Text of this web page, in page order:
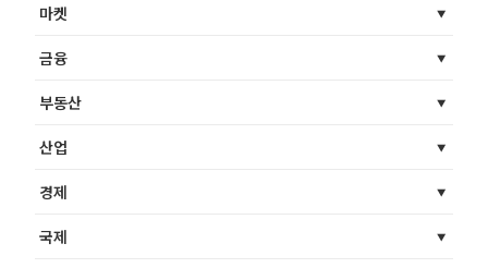
마켓
금융
부동산
산업
경제
국제